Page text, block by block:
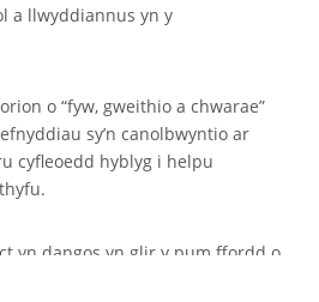
a llwyddiannus yn y
o “fyw, gweithio a chwarae”
sy’n canolbwyntio ar
cyfleoedd hyblyg i helpu
yn dangos yn glir y pum ffordd o